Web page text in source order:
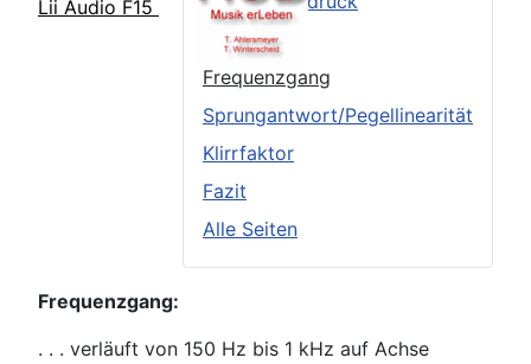
Lii Audio F15
TSP
Frequenzgang
Sprungantwort/Pegellinearität
Klirrfaktor
Fazit
Alle Seiten
Frequenzgang:
. . . verläuft von 150 Hz bis 1 kHz auf Achse